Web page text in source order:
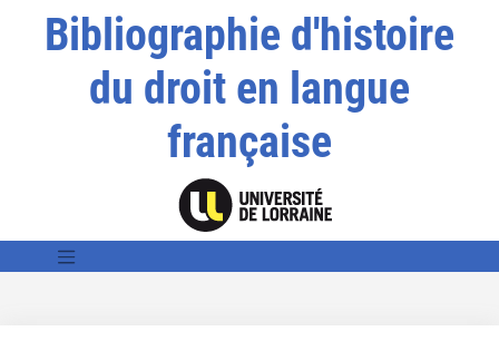
Bibliographie d'histoire
du droit en langue
française